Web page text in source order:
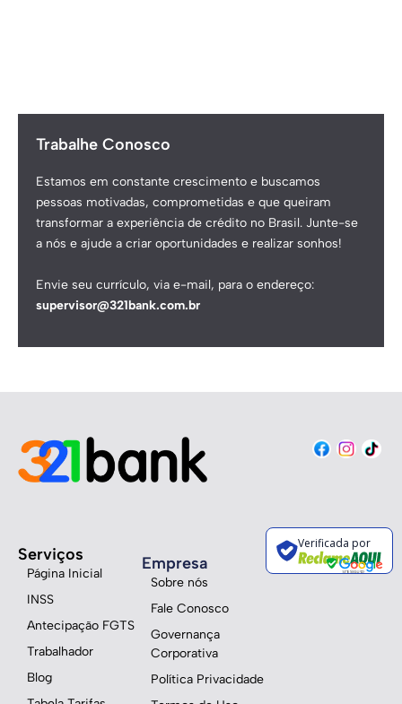
Trabalhe Conosco
Estamos em constante crescimento e buscamos
pessoas motivadas, comprometidas e que queiram
transformar a experiência de crédito no Brasil. Junte-se
a nós e ajude a criar oportunidades e realizar sonhos!
Envie seu currículo, via e-mail, para o endereço:
supervisor@321bank.com.br
Serviços
Página Inicial
INSS
Antecipação FGTS
Trabalhador
Blog
Empresa
Sobre nós
Fale Conosco
Governança
Corporativa
Política Privacidade
Verificada por